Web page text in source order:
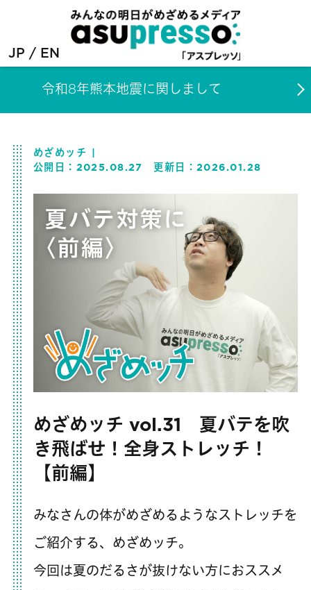
JP EN
令和8年熊本地震に関しまして
めざめッチ
公開日： 2025.08.27 更新日：2026.01.28
めざめッチ vol.31 夏バテを吹
き飛ばせ！全身ストレッチ！
【前編】
みなさんの体がめざめるようなストレッチを
ご紹介する、めざめッチ。
今回は夏のだるさが抜けない方におススメ